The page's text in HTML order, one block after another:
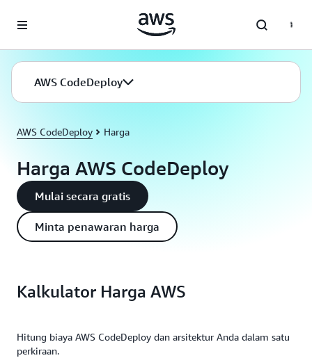
AWS CodeDeploy
AWS CodeDeploy Harga
Harga AWS CodeDeploy
Mulai secara gratis
Minta penawaran harga
Kalkulator Harga AWS
Hitung biaya AWS CodeDeploy dan arsitektur Anda dalam satu
perkiraan.